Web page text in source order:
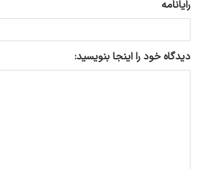
رایانامه
دیدگاه خود را اینجا بنویسید: